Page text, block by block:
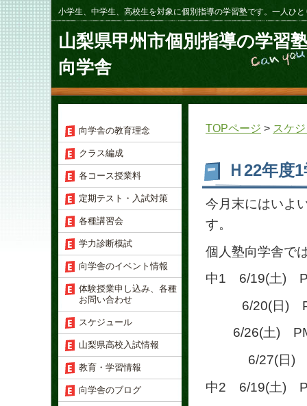
小学生、中学生、高校生を対象に個別指導の学習塾です。一人ひ
山梨県甲州市個別指導の学習
向学舎
TOPページ > スケ
Ｈ22年度
今月末にはいよ
す。
個人塾向学舎で
中1 6/19(土)
6/20(日)
6/26(土)
6/27(日)
中2 6/19(土)
向学舎の教育理念
クラス編成
各コース授業料
定期テスト・入試対策
各種講習会
学力診断模試
向学舎のイベント情報
体験授業申し込み、各種
お問い合わせ
スケジュール
山梨県高校入試情報
教育・学習情報
向学舎のブログ